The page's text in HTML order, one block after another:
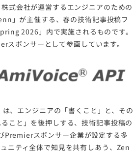
式会社が運営するエンジニアのための
」が主催する、春の技術記事投稿フ
2026」内で実施されるものです。
スポンサーとして参画しています。
、エンジニアの「書くこと」と、その
こと」を後押しする、技術記事投稿の
Premierスポンサー企業が設定する多
ニティ全体で知見を共有しあう、Zen